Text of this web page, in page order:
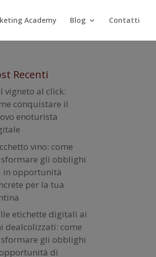
Academy Blog Contatti
Recenti
vigneto al click:
conquistare il
enoturista
vino: come
gli obblighi
in opportunità
per la tua
etichette digitali ai
dealcolizzati: come
gli obblighi
di